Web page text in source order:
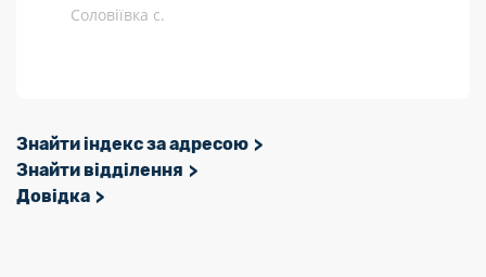
Соловіївка с.
Знайти індекс за адресою
Знайти відділення
Довідка